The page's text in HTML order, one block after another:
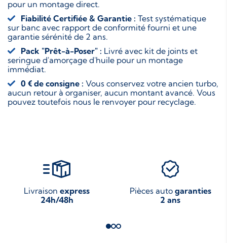
pour un montage direct.
Fiabilité Certifiée & Garantie : Test systématique
sur banc avec rapport de conformité fourni et une
garantie sérénité de 2 ans.
Pack "Prêt-à-Poser" : Livré avec kit de joints et
seringue d'amorçage d'huile pour un montage
immédiat.
0 € de consigne : Vous conservez votre ancien turbo,
aucun retour à organiser, aucun montant avancé. Vous
pouvez toutefois nous le renvoyer pour recyclage.
Livraison express
24h/48h
Pièces auto garanties
2 ans